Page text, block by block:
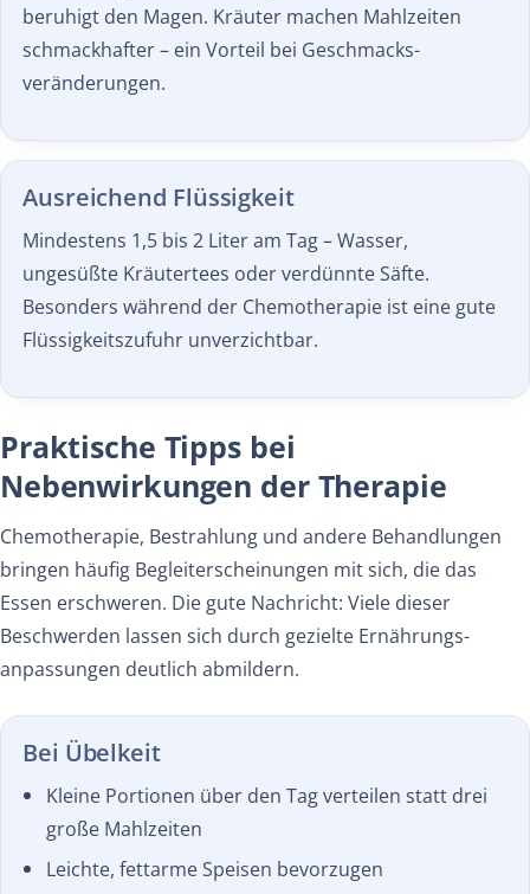
beruhigt den Magen. Kräuter machen Mahlzeiten
schmackhafter – ein Vorteil bei Geschmacks­
veränderungen.
Ausreichend Flüssigkeit
Mindestens 1,5 bis 2 Liter am Tag – Wasser,
ungesüßte Kräutertees oder verdünnte Säfte.
Besonders während der Chemotherapie ist eine gute
Flüssigkeits­zufuhr unverzichtbar.
Praktische Tipps bei
Nebenwirkungen der Therapie
Chemotherapie, Bestrahlung und andere Behandlungen
bringen häufig Begleiterscheinungen mit sich, die das
Essen erschweren. Die gute Nachricht: Viele dieser
Beschwerden lassen sich durch gezielte Ernährungs­
anpassungen deutlich abmildern.
Bei Übelkeit
Kleine Portionen über den Tag verteilen statt drei
große Mahlzeiten
Leichte, fettarme Speisen bevorzugen